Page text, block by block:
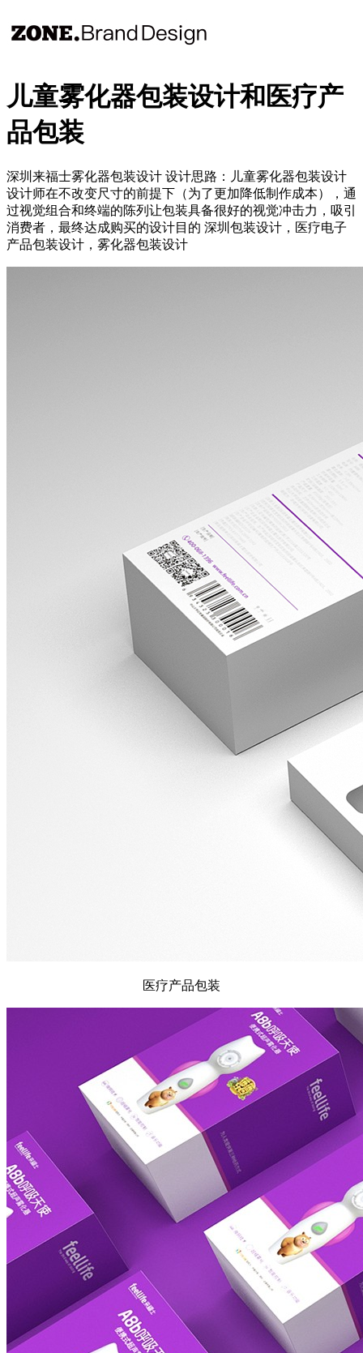
儿童雾化器包装设计和医疗产
品包装
深圳来福士雾化器包装设计 设计思路：儿童雾化器包装设计
设计师在不改变尺寸的前提下（为了更加降低制作成本），通
过视觉组合和终端的陈列让包装具备很好的视觉冲击力，吸引
消费者，最终达成购买的设计目的 深圳包装设计，医疗电子
产品包装设计，雾化器包装设计
医疗产品包装